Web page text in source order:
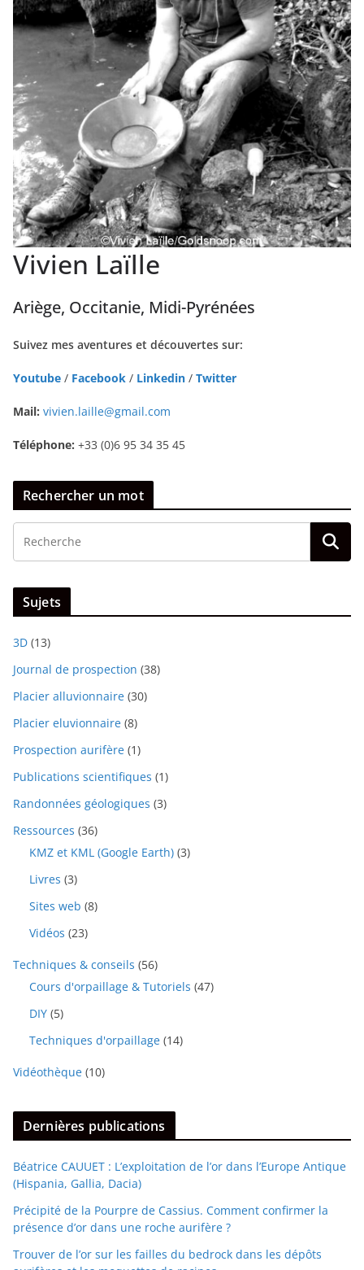
Vivien Laïlle
Ariège, Occitanie, Midi-Pyrénées
Suivez mes aventures et découvertes sur:
Youtube / Facebook / Linkedin / Twitter
Mail: vivien.laille@gmail.com
Téléphone: +33 (0)6 95 34 35 45
Rechercher un mot
Sujets
3D (13)
Journal de prospection (38)
Placier alluvionnaire (30)
Placier eluvionnaire (8)
Prospection aurifère (1)
Publications scientifiques (1)
Randonnées géologiques (3)
Ressources (36)
KMZ et KML (Google Earth) (3)
Livres (3)
Sites web (8)
Vidéos (23)
Techniques & conseils (56)
Cours d'orpaillage & Tutoriels (47)
DIY (5)
Techniques d'orpaillage (14)
Vidéothèque (10)
Dernières publications
Béatrice CAUUET : L’exploitation de l’or dans l’Europe Antique
(Hispania, Gallia, Dacia)
Précipité de la Pourpre de Cassius. Comment confirmer la
présence d’or dans une roche aurifère ?
Trouver de l’or sur les failles du bedrock dans les dépôts